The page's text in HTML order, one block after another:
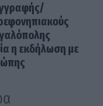
η εκδήλωση με